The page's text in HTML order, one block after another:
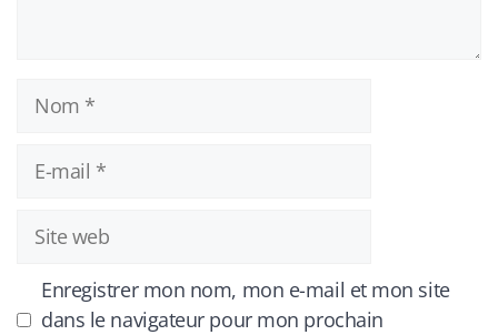
Nom
mail
Site
web
Enregistrer mon nom, mon e-mail et mon site
dans le navigateur pour mon prochain